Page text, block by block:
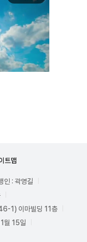
트맵
인 : 곽영길
1) 이마빌딩 11층
월 15일